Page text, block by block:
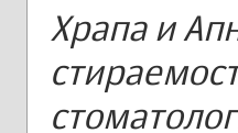
Храпа и